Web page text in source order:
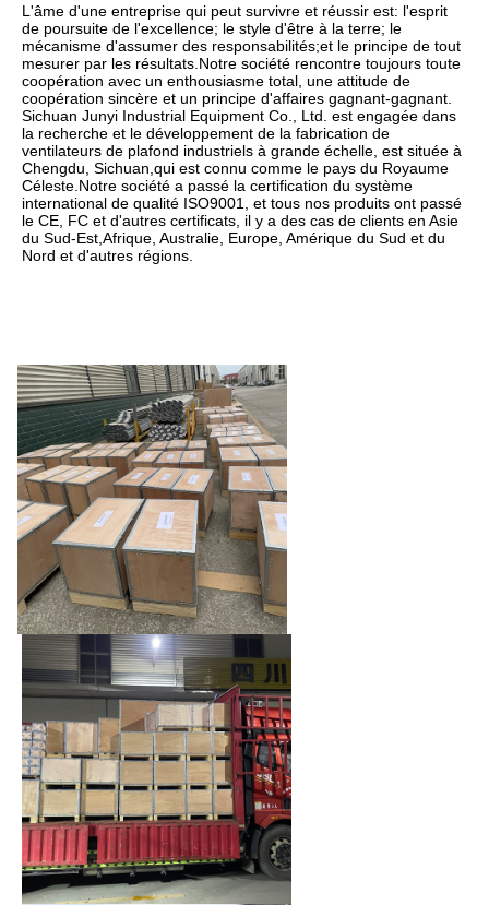
L'âme d'une entreprise qui peut survivre et réussir est: l'esprit
de poursuite de l'excellence; le style d'être à la terre; le
mécanisme d'assumer des responsabilités;et le principe de tout
mesurer par les résultats.Notre société rencontre toujours toute
coopération avec un enthousiasme total, une attitude de
coopération sincère et un principe d'affaires gagnant-gagnant.
Sichuan Junyi Industrial Equipment Co., Ltd. est engagée dans
la recherche et le développement de la fabrication de
ventilateurs de plafond industriels à grande échelle, est située à
Chengdu, Sichuan,qui est connu comme le pays du Royaume
Céleste.Notre société a passé la certification du système
international de qualité ISO9001, et tous nos produits ont passé
le CE, FC et d'autres certificats, il y a des cas de clients en Asie
du Sud-Est,Afrique, Australie, Europe, Amérique du Sud et du
Nord et d'autres régions.